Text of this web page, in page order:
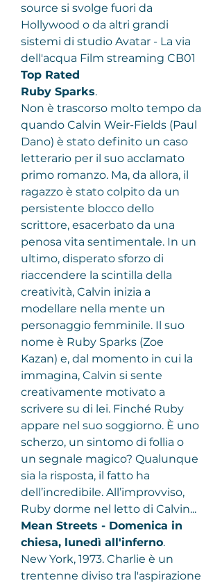
source si svolge fuori da
Hollywood o da altri grandi
sistemi di studio Avatar - La via
dell'acqua Film streaming CB01
Top Rated
Ruby Sparks.
Non è trascorso molto tempo da
quando Calvin Weir-Fields (Paul
Dano) è stato definito un caso
letterario per il suo acclamato
primo romanzo. Ma, da allora, il
ragazzo è stato colpito da un
persistente blocco dello
scrittore, esacerbato da una
penosa vita sentimentale. In un
ultimo, disperato sforzo di
riaccendere la scintilla della
creatività, Calvin inizia a
modellare nella mente un
personaggio femminile. Il suo
nome è Ruby Sparks (Zoe
Kazan) e, dal momento in cui la
immagina, Calvin si sente
creativamente motivato a
scrivere su di lei. Finché Ruby
appare nel suo soggiorno. È uno
scherzo, un sintomo di follia o
un segnale magico? Qualunque
sia la risposta, il fatto ha
dell’incredibile. All’improvviso,
Ruby dorme nel letto di Calvin...
Mean Streets - Domenica in
chiesa, lunedì all'inferno.
New York, 1973. Charlie è un
trentenne diviso tra l'aspirazione